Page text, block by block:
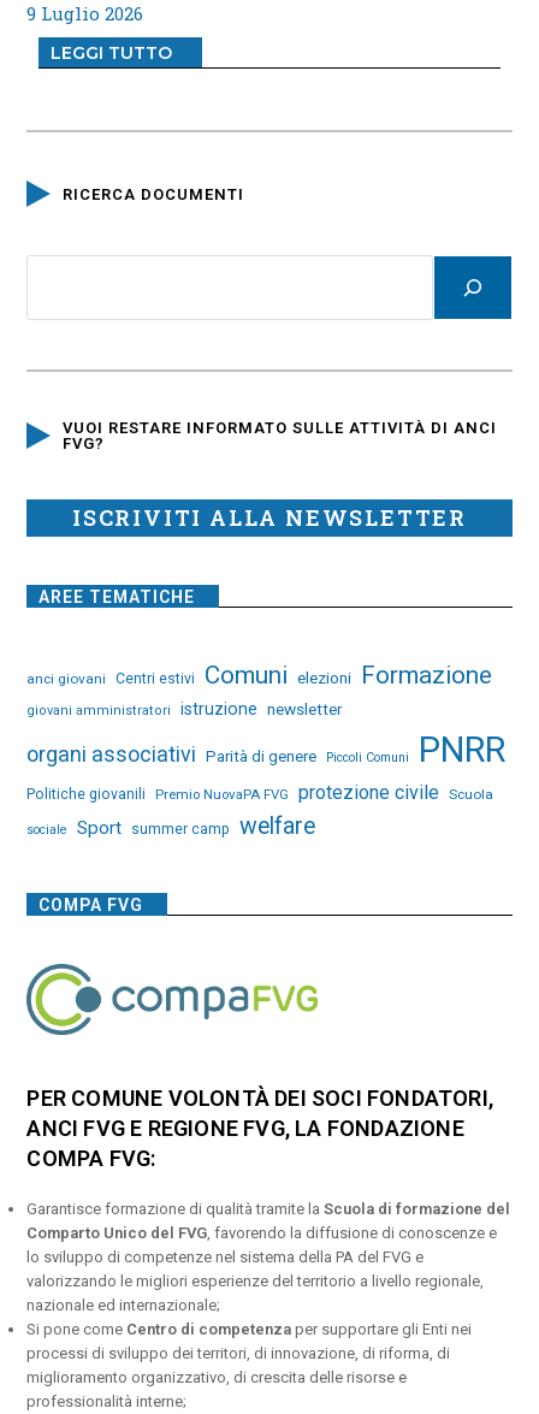
9 Luglio 2026
LEGGI TUTTO
RICERCA DOCUMENTI
VUOI RESTARE INFORMATO SULLE ATTIVITÀ DI ANCI
FVG?
ISCRIVITI ALLA NEWSLETTER
AREE TEMATICHE
anci giovani Centri estivi Comuni elezioni Formazione
giovani amministratori istruzione newsletter
organi associativi Parità di genere Piccoli Comuni PNRR
Politiche giovanili Premio NuovaPA FVG protezione civile Scuola
sociale Sport summer camp welfare
COMPA FVG
PER COMUNE VOLONTÀ DEI SOCI FONDATORI,
ANCI FVG E REGIONE FVG, LA FONDAZIONE
COMPA FVG:
Garantisce formazione di qualità tramite laScuola di formazione del
Comparto Unico del FVG, favorendo la diffusione di conoscenze e
lo sviluppo di competenze nel sistema della PA del FVG e
valorizzando le migliori esperienze del territorio a livello regionale,
nazionale ed internazionale;
Si pone come Centro di competenza per supportare gli Enti nei
processi di sviluppo dei territori, di innovazione, di riforma, di
miglioramento organizzativo, di crescita delle risorse e
professionalità interne;